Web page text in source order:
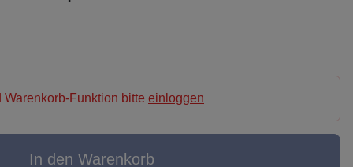
Funktion bitte einloggen
In den Warenkorb